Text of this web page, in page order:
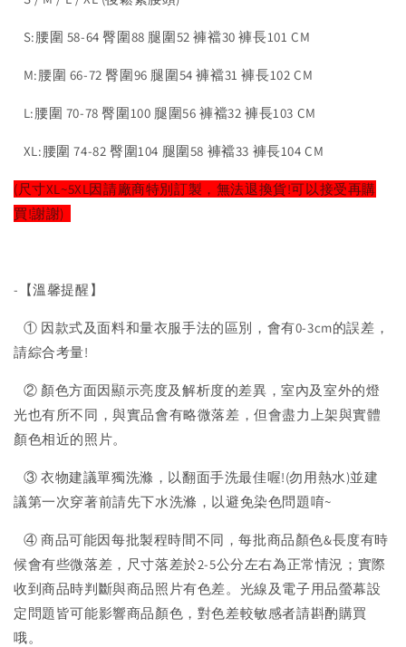
S:腰圍 58-64 臀圍88 腿圍52 褲襠30 褲長101 CM
M:腰圍 66-72 臀圍96 腿圍54 褲襠31 褲長102 CM
L:腰圍 70-78 臀圍100 腿圍56 褲襠32 褲長103 CM
XL:腰圍 74-82 臀圍104 腿圍58 褲襠33 褲長104 CM
(尺寸XL~5XL因請廠商特別訂製，無法退換貨!可以接受再購
買!謝謝)
-【溫馨提醒】
① 因款式及面料和量衣服手法的區別，會有0-3cm的誤差，
請綜合考量!
② 顏色方面因顯示亮度及解析度的差異，室內及室外的燈
光也有所不同，與實品會有略微落差，但會盡力上架與實體
顏色相近的照片。
③ 衣物建議單獨洗滌，以翻面手洗最佳喔!(勿用熱水)並建
議第一次穿著前請先下水洗滌，以避免染色問題唷~
④ 商品可能因每批製程時間不同，每批商品顏色&長度有時
候會有些微落差，尺寸落差於2-5公分左右為正常情況；實際
收到商品時判斷與商品照片有色差。光線及電子用品螢幕設
定問題皆可能影響商品顏色，對色差較敏感者請斟酌購買
哦。